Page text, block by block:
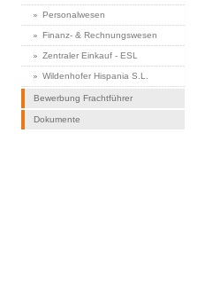
Personalwesen
Finanz- & Rechnungswesen
Zentraler Einkauf - ESL
Wildenhofer Hispania S.L.
Bewerbung Frachtführer
Dokumente